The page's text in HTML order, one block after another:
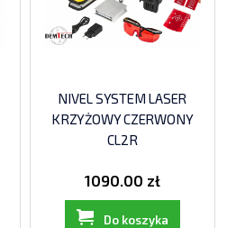
NIVEL SYSTEM LASER
KRZYŻOWY CZERWONY
CL2R
1090.00 zł
Do koszyka